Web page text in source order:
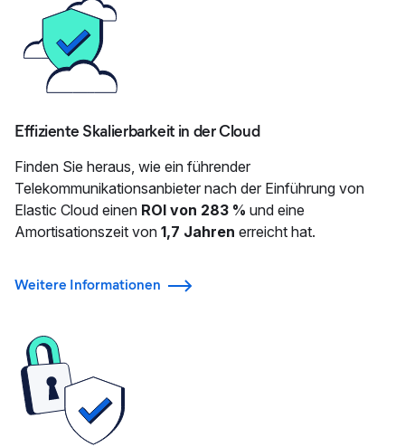
Effiziente Skalierbarkeit in der Cloud
Finden Sie heraus, wie ein führender
Telekommunikationsanbieter nach der Einführung von
Elastic Cloud einen ROI von 283 % und eine
Amortisationszeit von 1,7 Jahren erreicht hat.
Weitere Informationen